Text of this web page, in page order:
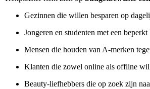
Gezinnen die willen besparen op
Jongeren en studenten met een beperkt
Mensen die houden van A-merken
Klanten die zowel online als offline
Beauty-liefhebbers die op zoek zijn